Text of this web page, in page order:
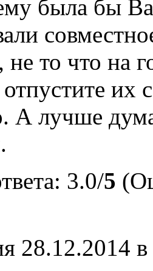
была бы
не то что на
их
А лучше
3.0/5
28.12.2014